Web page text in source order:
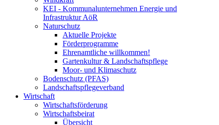
KEI - Kommunalunternehmen Energie und
Infrastruktur AöR
Naturschutz
Aktuelle Projekte
Förderprogramme
Ehrenamtliche willkommen!
Gartenkultur & Landschaftspflege
Moor- und Klimaschutz
Bodenschutz (PFAS)
Landschaftspflegeverband
Wirtschaft
Wirtschaftsförderung
Wirtschaftsbeirat
Übersicht